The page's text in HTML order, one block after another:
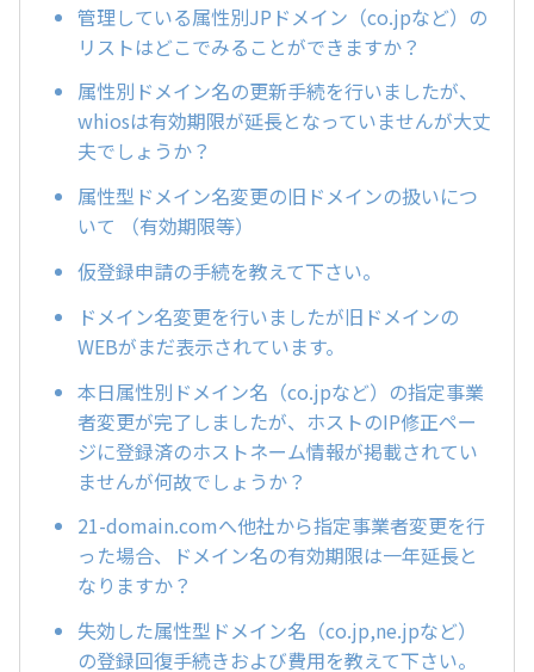
管理している属性別JPドメイン（co.jpなど）の
リストはどこでみることができますか？
属性別ドメイン名の更新手続を行いましたが、
whiosは有効期限が延長となっていませんが大丈
夫でしょうか？
属性型ドメイン名変更の旧ドメインの扱いにつ
いて （有効期限等）
仮登録申請の手続を教えて下さい。
ドメイン名変更を行いましたが旧ドメインの
WEBがまだ表示されています。
本日属性別ドメイン名（co.jpなど）の指定事業
者変更が完了しましたが、ホストのIP修正ペー
ジに登録済のホストネーム情報が掲載されてい
ませんが何故でしょうか？
21-domain.comへ他社から指定事業者変更を行
った場合、ドメイン名の有効期限は一年延長と
なりますか？
失効した属性型ドメイン名（co.jp,ne.jpなど）
の登録回復手続きおよび費用を教えて下さい。